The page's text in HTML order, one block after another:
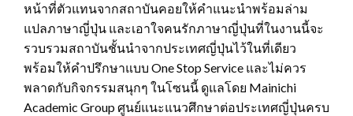
หน้าที่ตัวแทนจากสถาบันคอยให้คำแนะนำพร้อมล่าม
แปลภาษาญี่ปุ่น และเอาใจคนรักภาษาญี่ปุ่นที่ในงานนี้จะ
รวบรวมสถาบันชั้นนำจากประเทศญี่ปุ่นไว้ในที่เดียว
พร้อมให้คำปรึกษาแบบ One Stop Service และไม่ควร
พลาดกับกิจกรรมสนุกๆ ในโซนนี้ ดูแลโดย Mainichi
Academic Group ศูนย์แนะแนวศึกษาต่อประเทศญี่ปุ่นครบ